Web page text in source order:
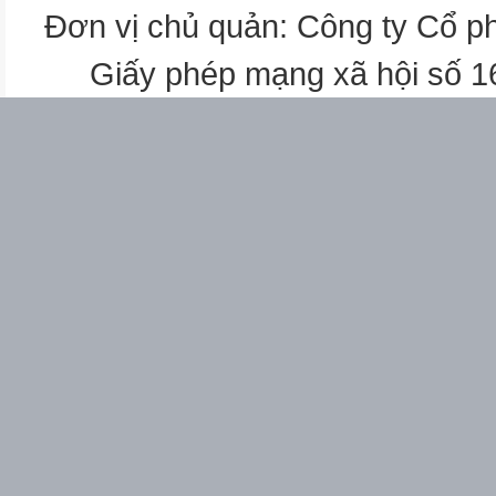
Đơn vị chủ quản: Công ty Cổ
Giấy phép mạng xã hội số